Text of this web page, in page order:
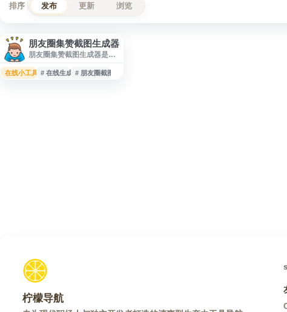
排序 发布 更新 浏览
朋友圈集赞截图生成器
朋友圈集赞截图生成器是一
赞效果截图的工具，支持通
过网页快速生成模拟截图，
在线小工具 # 在线生成 # 朋友圈截图
柠檬导航